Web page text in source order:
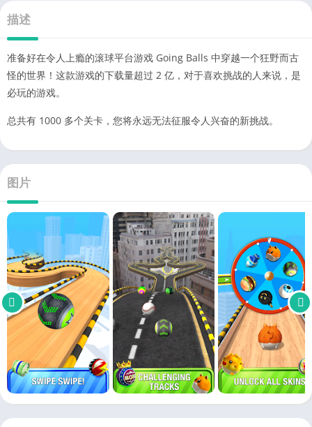
描述
准备好在令人上瘾的滚球平台游戏 Going Balls 中穿越一个狂野而古
怪的世界！这款游戏的下载量超过 2 亿，对于喜欢挑战的人来说，是
必玩的游戏。
总共有 1000 多个关卡，您将永远无法征服令人兴奋的新挑战。
图片